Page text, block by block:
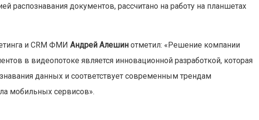
документов, рассчитано на работу на планшетах
и CRM ФМИАндрей Алешинотметил: «Решение компании
в видеопотоке является инновационной разработкой, которая
данных и соответствует современным трендам
мобильных сервисов».